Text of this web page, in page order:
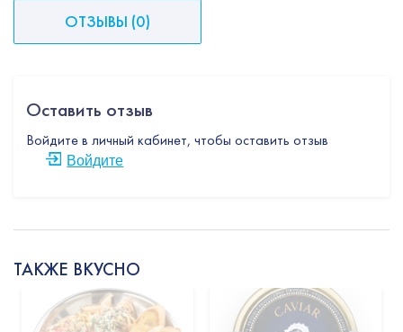
ОТЗЫВЫ (0)
Оставить отзыв
Войдите в личный кабинет, чтобы оставить отзыв
Войдите
ТАКЖЕ ВКУСНО